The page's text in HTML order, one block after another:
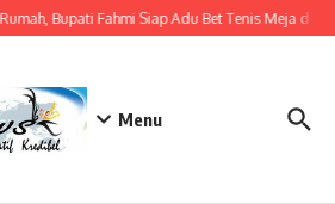
Bupati Fahmi Siap Adu Bet Tenis Meja
Menu